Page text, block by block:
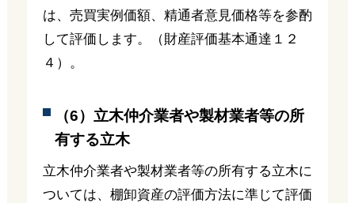
は、売買実例価額、精通者意見価格等を参酌
して評価します。（財産評価基本通達１２
４）。
（6）立木仲介業者や製材業者等の所
有する立木
立木仲介業者や製材業者等の所有する立木に
ついては、棚卸資産の評価方法に準じて評価